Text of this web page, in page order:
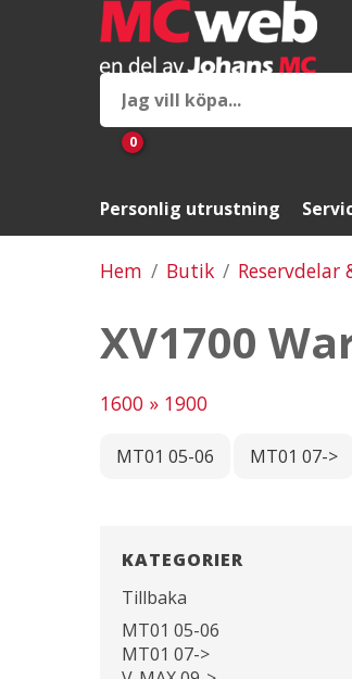
0
Personlig utrustning
Hem Butik
XV1700
1600 » 1900
MT01 05-06 MT01 07->
KATEGORIER
Tillbaka
MT01 05-06
MT01 07->